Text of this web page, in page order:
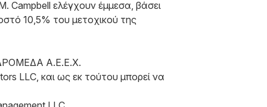
Campbell ελέγχουν έμμεσα, βάσει
10,5% του μετοχικού της
Α.Ε.Ε.Χ.
LLC, και ως εκ τούτου μπορεί να